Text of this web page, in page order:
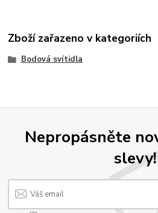
Zboží zařazeno v kategoriích
Bodová svítidla
Nepropásněte
slevy!